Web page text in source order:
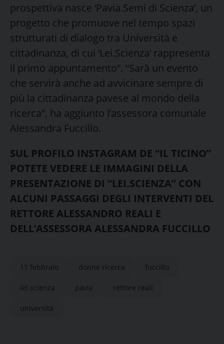
prospettiva nasce ‘Pavia.Semi di Scienza’, un
progetto che promuove nel tempo spazi
strutturati di dialogo tra Università e
cittadinanza, di cui ‘Lei.Scienza’ rappresenta
il primo appuntamento”. “Sarà un evento
che servirà anche ad avvicinare sempre di
più la cittadinanza pavese al mondo della
ricerca”, ha aggiunto l’assessora comunale
Alessandra Fuccillo.
SUL PROFILO INSTAGRAM DE “IL TICINO”
POTETE VEDERE LE IMMAGINI DELLA
PRESENTAZIONE DI “LEI.SCIENZA” CON
ALCUNI PASSAGGI DEGLI INTERVENTI DEL
RETTORE ALESSANDRO REALI E
DELL’ASSESSORA ALESSANDRA FUCCILLO
11 febbraio donne ricerca fuccillo
lei.scienza pavia rettore reali
università